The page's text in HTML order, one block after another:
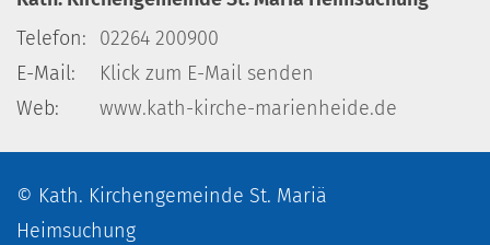
Telefon:
02264 200900
E-Mail:
Klick zum E-Mail senden
Web:
www.kath-kirche-marienheide.de
© Kath. Kirchengemeinde St. Mariä
Heimsuchung